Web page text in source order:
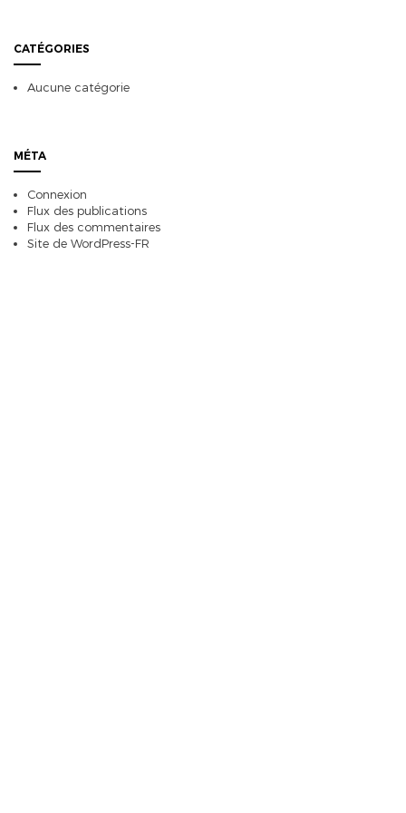
CATÉGORIES
Aucune catégorie
MÉTA
Connexion
Flux des publications
Flux des commentaires
Site de WordPress-FR